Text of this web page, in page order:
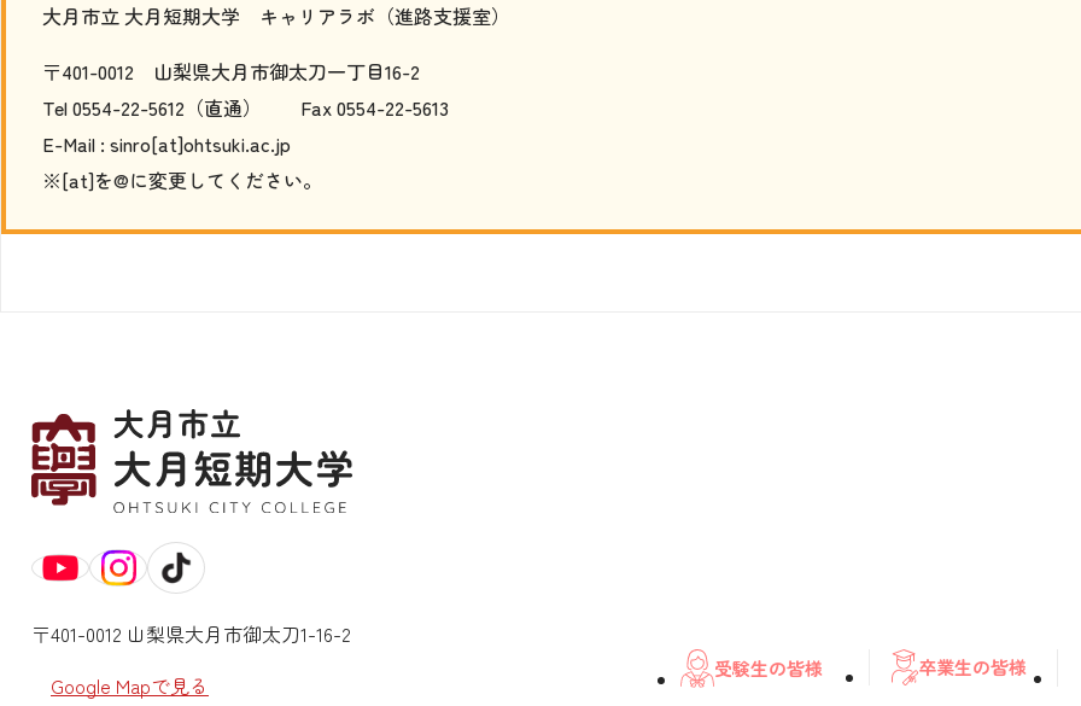
大月市立 大月短期大学 キャリアラボ（進路支援室）
〒401-0012 山梨県大月市御太刀一丁目16-2
Tel 0554-22-5612（直通） Fax 0554-22-5613
E-Mail : sinro[at]ohtsuki.ac.jp
※[at]を@に変更してください。
〒401-0012 山梨県大月市御太刀1-16-2
Google Mapで見る
受験生の皆様 卒業生の皆様